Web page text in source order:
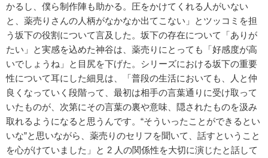
かるし、僕ら制作陣も助かる。圧をかけてくれる人がいない
と、薬売りさんの人柄がなかなか出てこない」とツッコミを担
う坂下の役割について言及した。坂下の存在について「ありが
たい」と実感を込めた神谷は、薬売りにとっても「好感度が高
いでしょうね」と目尻を下げた。シリーズにおける坂下の重要
性について耳にした細見は、「普段の生活においても、人と仲
良くなっていく段階って、最初は相手の言葉通りに受け取って
いたものが、次第にその言葉の裏や意味、隠されたものを汲み
取れるようになると思うんです。“そういったことができるとい
いな”と思いながら、薬売りのセリフを聞いて、話すということ
を心がけていました」と 2 人の関係性を大切に演じたと話して